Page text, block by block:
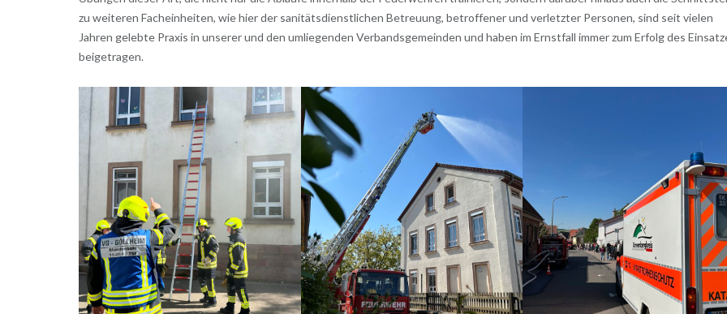
zu weiteren Facheinheiten, wie hier der sanitätsdienstlichen Betreuung, betroffener und verletzter Personen, sind seit vielen
Jahren gelebte Praxis in unserer und den umliegenden Verbandsgemeinden und haben im Ernstfall immer zum Erfolg des
beigetragen.